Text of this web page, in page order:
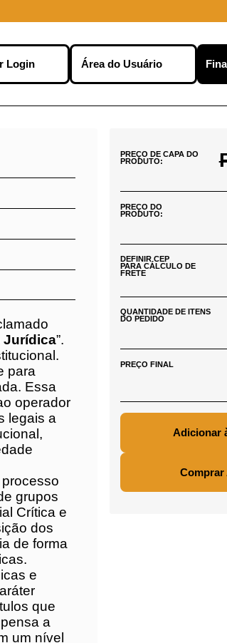
Menu Efetuar Login
e da
no
dos
o
de
PREÇO DE CAPA DO
PRODUTO:
PREÇO DO
PRODUTO:
DEFINIR CEP
PARA CÁLCULO DE
FRETE
QUANTIDADE DE ITENS
DO PEDIDO
PREÇO FINAL